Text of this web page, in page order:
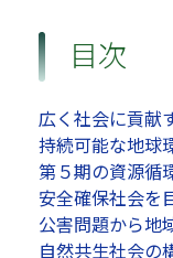
目次
広く社会に貢献
持続可能な地球
第５期の資源循
安全確保社会を
公害問題から地
自然共生社会の